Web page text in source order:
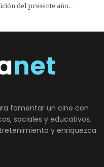
del presente año.…
fomentar un cine con
sociales y educativos.
y enriquezca